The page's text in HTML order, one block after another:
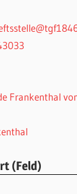
Frankenthal
(Feld)